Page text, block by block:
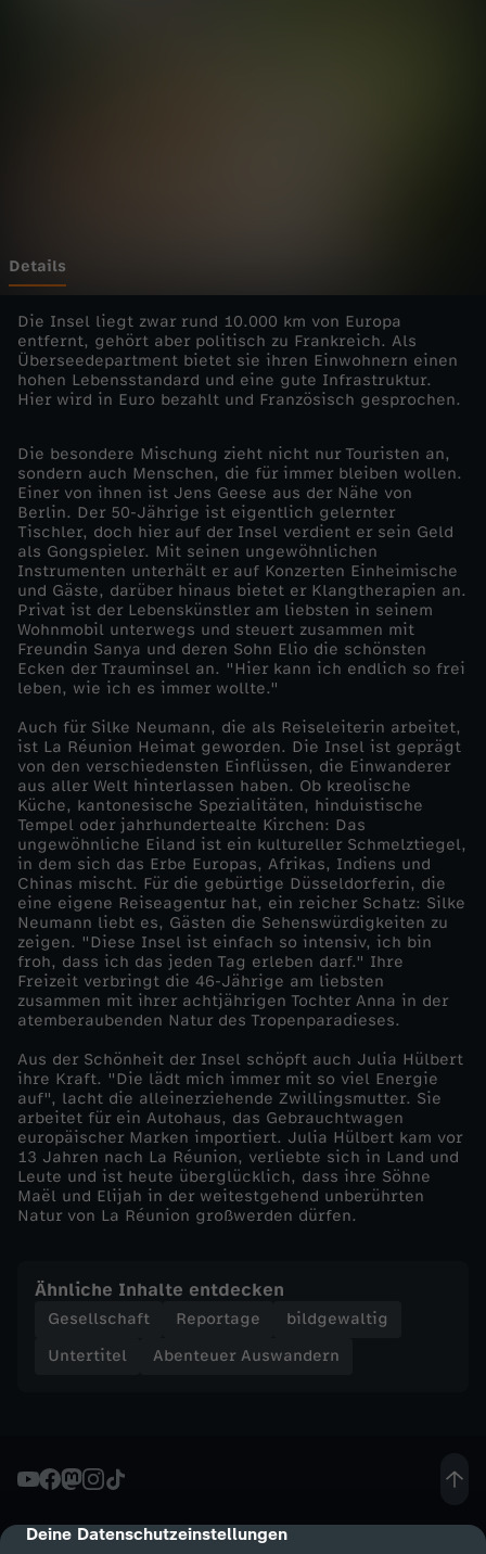
cmp-dialog-description
Deine Datenschutzeinstellungen
w
a
n
e
r
n
-
L
a
R
é
u
n
i
o
n
:
N
u
a
f
a
Details
Die Insel liegt zwar rund 10.000 km von Europa
entfernt, gehört aber politisch zu Frankreich. Als
Überseedepartment bietet sie ihren Einwohnern einen
hohen Lebensstandard und eine gute Infrastruktur.
Hier wird in Euro bezahlt und Französisch gesprochen.
Die besondere Mischung zieht nicht nur Touristen an,
sondern auch Menschen, die für immer bleiben wollen.
Einer von ihnen ist Jens Geese aus der Nähe von
Berlin. Der 50-Jährige ist eigentlich gelernter
Tischler, doch hier auf der Insel verdient er sein Geld
als Gongspieler. Mit seinen ungewöhnlichen
Instrumenten unterhält er auf Konzerten Einheimische
und Gäste, darüber hinaus bietet er Klangtherapien an.
Privat ist der Lebenskünstler am liebsten in seinem
Wohnmobil unterwegs und steuert zusammen mit
Freundin Sanya und deren Sohn Elio die schönsten
Ecken der Trauminsel an. "Hier kann ich endlich so frei
leben, wie ich es immer wollte."
Auch für Silke Neumann, die als Reiseleiterin arbeitet,
ist La Réunion Heimat geworden. Die Insel ist geprägt
von den verschiedensten Einflüssen, die Einwanderer
aus aller Welt hinterlassen haben. Ob kreolische
Küche, kantonesische Spezialitäten, hinduistische
Tempel oder jahrhundertealte Kirchen: Das
ungewöhnliche Eiland ist ein kultureller Schmelztiegel,
in dem sich das Erbe Europas, Afrikas, Indiens und
Chinas mischt. Für die gebürtige Düsseldorferin, die
eine eigene Reiseagentur hat, ein reicher Schatz: Silke
Neumann liebt es, Gästen die Sehenswürdigkeiten zu
zeigen. "Diese Insel ist einfach so intensiv, ich bin
froh, dass ich das jeden Tag erleben darf." Ihre
Freizeit verbringt die 46-Jährige am liebsten
zusammen mit ihrer achtjährigen Tochter Anna in der
atemberaubenden Natur des Tropenparadieses.
Aus der Schönheit der Insel schöpft auch Julia Hülbert
ihre Kraft. "Die lädt mich immer mit so viel Energie
auf", lacht die alleinerziehende Zwillingsmutter. Sie
arbeitet für ein Autohaus, das Gebrauchtwagen
europäischer Marken importiert. Julia Hülbert kam vor
13 Jahren nach La Réunion, verliebte sich in Land und
Leute und ist heute überglücklich, dass ihre Söhne
Maël und Elijah in der weitestgehend unberührten
Natur von La Réunion großwerden dürfen.
Ähnliche Inhalte entdecken
Gesellschaft Reportage
bildgewaltig
Untertitel
Abenteuer Auswandern